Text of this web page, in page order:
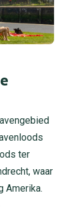
ter
waar
Amerika.